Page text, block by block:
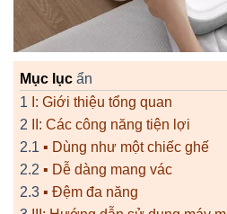
Mục lục ẩn
1 I: Giới thiệu tổng quan
2
II: Các công năng tiện lợi
2.1 ▪️ Dùng như một chiếc ghế
2.2 ▪️ Dễ dàng mang vác
2.3 ▪️ Đệm đa năng